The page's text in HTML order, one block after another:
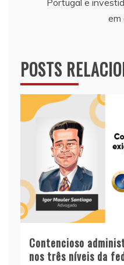
Portugal e
em
POSTS
Contencioso
nos três níveis da